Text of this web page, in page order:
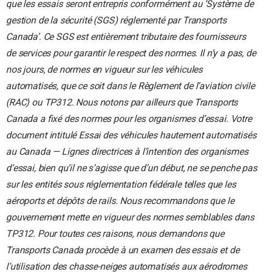
que les essais seront entrepris conformément au ‘Système de
gestion de la sécurité (SGS) réglementé par Transports
Canada’. Ce SGS est entièrement tributaire des fournisseurs
de services pour garantir le respect des normes. Il n’y a pas, de
nos jours, de normes en vigueur sur les véhicules
automatisés, que ce soit dans le Règlement de l’aviation civile
(RAC) ou TP312. Nous notons par ailleurs que Transports
Canada a fixé des normes pour les organismes d’essai. Votre
document intitulé Essai des véhicules hautement automatisés
au Canada — Lignes directrices à l’intention des organismes
d’essai, bien qu’il ne s’agisse que d’un début, ne se penche pas
sur les entités sous réglementation fédérale telles que les
aéroports et dépôts de rails. Nous recommandons que le
gouvernement mette en vigueur des normes semblables dans
TP312. Pour toutes ces raisons, nous demandons que
Transports Canada procède à un examen des essais et de
l’utilisation des chasse-neiges automatisés aux aérodromes